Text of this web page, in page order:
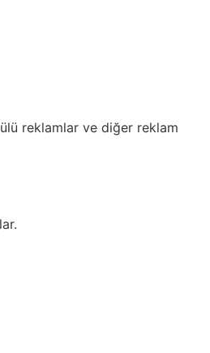
reklamlar ve diğer reklam